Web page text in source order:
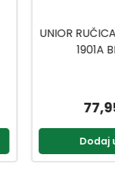
UNIOR
1901A
Dodaj